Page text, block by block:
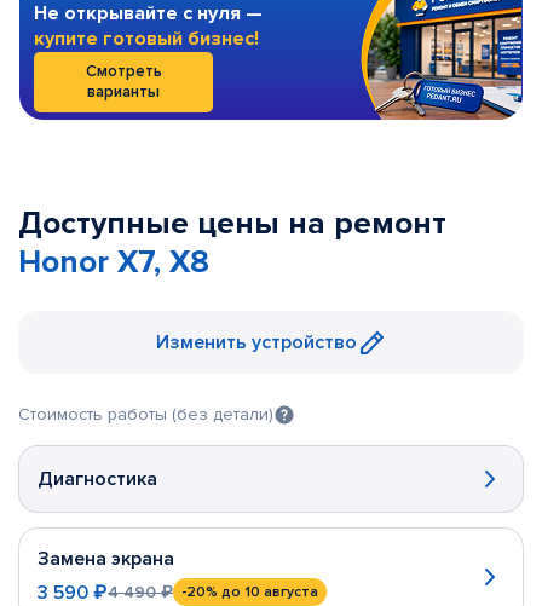
Не открывайте с нуля —
купите готовый бизнес!
Смотреть
варианты
Доступные цены на ремонт
Honor X7, X8
Изменить устройство
Стоимость работы (без детали)
Диагностика
Замена экрана
3 590 ₽4 490 ₽ -20% до 10 августа